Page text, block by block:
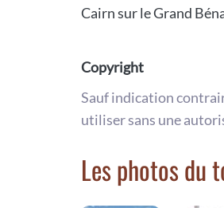
Cairn sur le Grand
Copyright
Sauf indication
utiliser sans une
Les photos du